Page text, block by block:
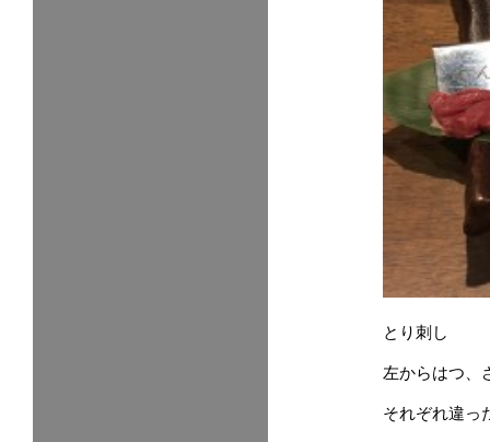
とり刺し
左からはつ、
それぞれ違っ